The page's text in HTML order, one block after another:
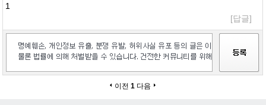
1
[답글]
이전 1 다음